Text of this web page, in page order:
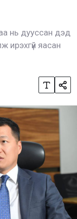
нь дууссан дэд
ирэхгүй яасан